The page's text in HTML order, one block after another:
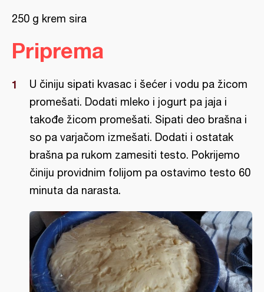
250 g krem sira
Priprema
U činiju sipati kvasac i šećer i vodu pa žicom
promešati. Dodati mleko i jogurt pa jaja i
takođe žicom promešati. Sipati deo brašna i
so pa varjačom izmešati. Dodati i ostatak
brašna pa rukom zamesiti testo. Pokrijemo
činiju providnim folijom pa ostavimo testo 60
minuta da narasta.